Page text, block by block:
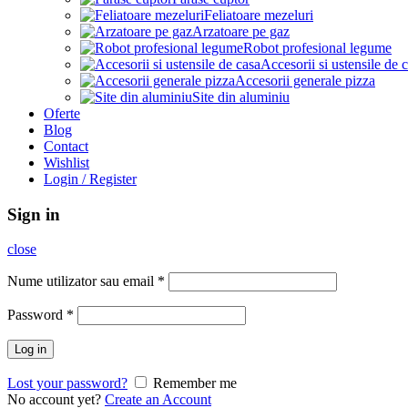
Feliatoare mezeluri
Arzatoare pe gaz
Robot profesional legume
Accesorii si ustensile de
Accesorii generale pizza
Site din aluminiu
Oferte
Blog
Contact
Wishlist
Login / Register
Sign in
close
Nume utilizator sau email *
Password *
Log in
Lost your password?
Remember me
No account yet? Create an Account